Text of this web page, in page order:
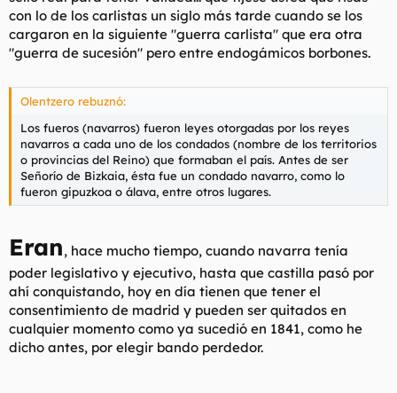
con lo de los carlistas un siglo más tarde cuando se los
cargaron en la siguiente "guerra carlista" que era otra
"guerra de sucesión" pero entre endogámicos borbones.
Olentzero rebuznó:
Los fueros (navarros) fueron leyes otorgadas por los reyes
navarros a cada uno de los condados (nombre de los territorios
o provincias del Reino) que formaban el país. Antes de ser
Señorío de Bizkaia, ésta fue un condado navarro, como lo
fueron gipuzkoa o álava, entre otros lugares.
Eran, hace mucho tiempo, cuando navarra tenía
poder legislativo y ejecutivo, hasta que castilla pasó por
ahí conquistando, hoy en día tienen que tener el
consentimiento de madrid y pueden ser quitados en
cualquier momento como ya sucedió en 1841, como he
dicho antes, por elegir bando perdedor.